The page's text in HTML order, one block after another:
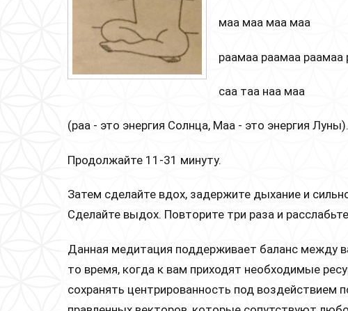
маа маа маа маа
раамаа раамаа раамаа
саа таа наа маа
(раа - это энергия Солнца, Маа - это энергия Луны).
Продолжайте 11-31 минуту.
Затем сделайте вдох, задержите дыхание и
Сделайте выдох. Повторите три раза и
Данная медитация поддерживает баланс между
то время, когда к вам приходят необходимые
сохранять центрированность под воздействием